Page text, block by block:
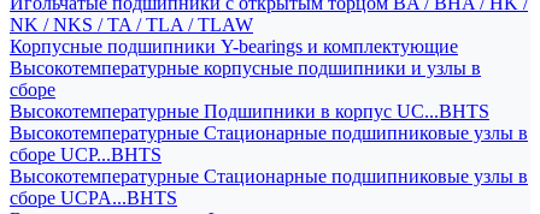
NK / NKS / TA / TLA / TLAW
Корпусные подшипники Y-bearings и комплектующие
Высокотемпературные корпусные подшипники и узлы в
сборе
Высокотемпературные Подшипники в корпус UC...BHTS
Высокотемпературные Стационарные подшипниковые узлы в
сборе UCP...BHTS
Высокотемпературные Стационарные подшипниковые узлы в
сборе UCPA...BHTS